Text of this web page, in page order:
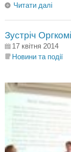
Читати далі
Зустріч
17 квітня 2014
Новини та події